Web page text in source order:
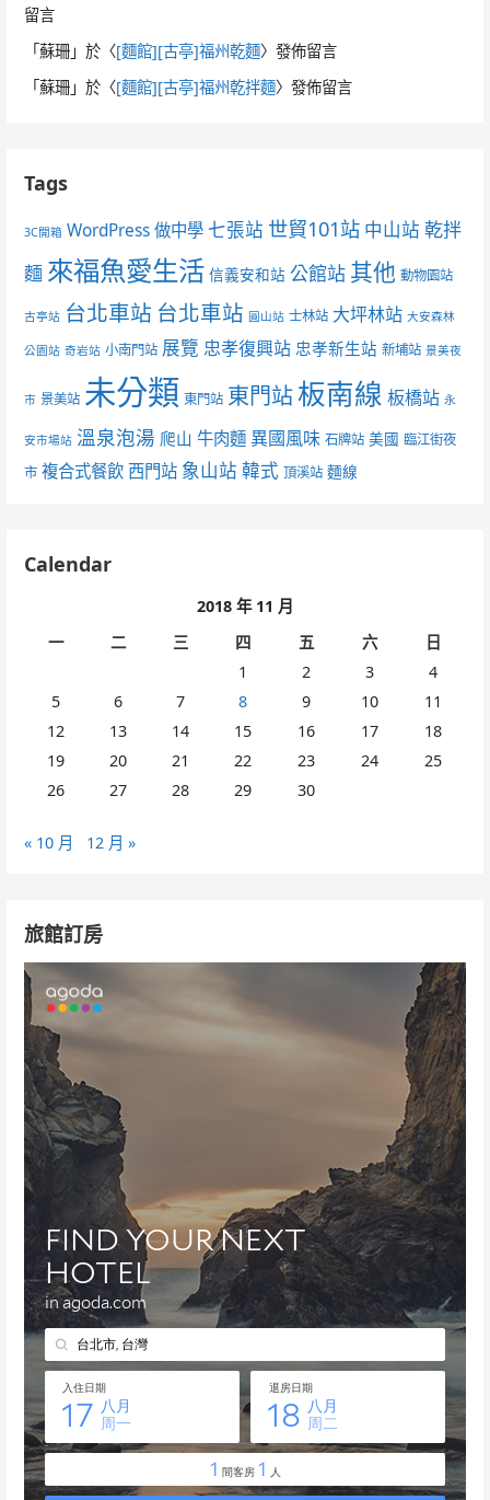
留言
「蘇珊 」於〈[麵館][古亭]福州乾麵〉發佈留言
「蘇珊 」於〈[麵館][古亭]福州乾拌麵〉發佈留言
Tags
3C開箱 WordPress 做中學 七張站 世貿101站 中山站 乾拌
麵 來福魚愛生活 信義安和站 公館站 其他 動物園站
古亭站 台北車站 台北車站 圓山站 士林站 大坪林站 大安森林
公園站 奇岩站 小南門站 展覽 忠孝復興站 忠孝新生站 新埔站 景美夜
市 景美站 未分類 東門站 東門站板南線 板橋站 永
安市場站 溫泉泡湯 爬山 牛肉麵 異國風味 石牌站 美國 臨江街夜
市 複合式餐飲 西門站 象山站 韓式 頂溪站 麵線
Calendar
2018 年 11 月
一
二 三 四 五 六
日
1
2 3
4
5
6 7 8 9 10
11
12
13 14 15 16 17
18
19
20 21 22 23 24
25
26
27 28 29 30
« 10 月 12 月 »
旅館訂房